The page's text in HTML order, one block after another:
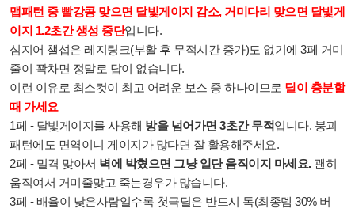
맵패턴 중 빨강콩 맞으면 달빛게이지 감소, 거미다리 맞으면 달빛게
이지 1.2초간 생성 중단입니다.
심지어 챌섭은 레지링크(부활 후 무적시간 증가)도 없기에 3페 거미
줄이 꽉차면 정말로 답이 없습니다.
이런 이유로 최소컷이 최고 어려운 보스 중 하나이므로 딜이 충분할
때 가세요
1페 - 달빛게이지를 사용해 방을 넘어가면 3초간 무적입니다. 붕괴
패턴에도 면역이니 게이지가 많다면 잘 활용해주세요.
2페 - 밀격 맞아서 벽에 박혔으면 그냥 일단 움직이지 마세요.괜히
움직여서 거미줄맞고 죽는경우가 많습니다.
3페 - 배율이 낮은사람일수록 첫극딜은 반드시 독(최종뎀 30% 버